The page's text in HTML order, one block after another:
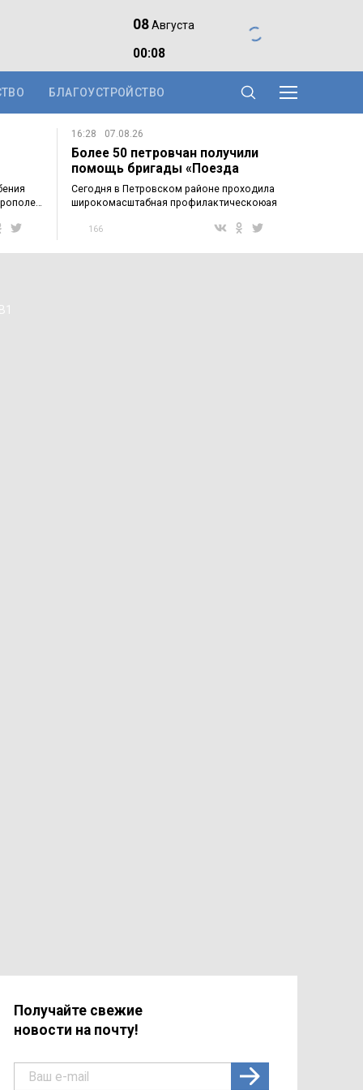
08Августа
00:08
БЛАГОУСТРОЙСТВО
16:28 07.08.26
Более 50 петровчан получили
помощь бригады «Поезда
здоровья»…
Сегодня в Петровском районе проходила
широкомасштабная профилактическоюая
166
Получайте свежие
новости на почту!